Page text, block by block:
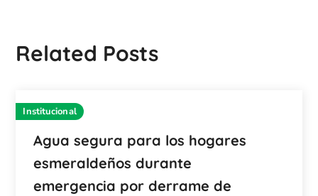
Related Posts
Institucional
Agua segura para los hogares
esmeraldeños durante
emergencia por derrame de